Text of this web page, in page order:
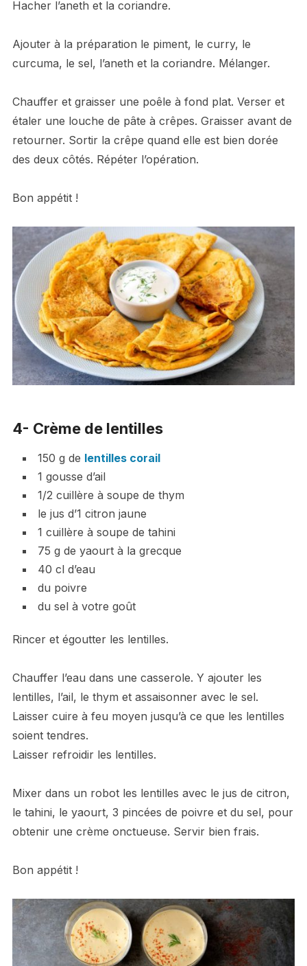
Hacher l’aneth et la coriandre.
Ajouter à la préparation le piment, le curry, le
curcuma, le sel, l’aneth et la coriandre. Mélanger.
Chauffer et graisser une poêle à fond plat. Verser et
étaler une louche de pâte à crêpes. Graisser avant de
retourner. Sortir la crêpe quand elle est bien dorée
des deux côtés. Répéter l’opération.
Bon appétit !
4- Crème de lentilles
150 g de lentilles corail
1 gousse d’ail
1/2 cuillère à soupe de thym
le jus d’1 citron jaune
1 cuillère à soupe de tahini
75 g de yaourt à la grecque
40 cl d’eau
du poivre
du sel à votre goût
Rincer et égoutter les lentilles.
Chauffer l’eau dans une casserole. Y ajouter les
lentilles, l’ail, le thym et assaisonner avec le sel.
Laisser cuire à feu moyen jusqu’à ce que les lentilles
soient tendres.
Laisser refroidir les lentilles.
Mixer dans un robot les lentilles avec le jus de citron,
le tahini, le yaourt, 3 pincées de poivre et du sel, pour
obtenir une crème onctueuse. Servir bien frais.
Bon appétit !